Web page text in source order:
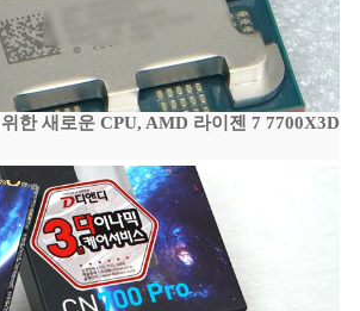
한 새로운 CPU, AMD 라이젠 7 7700X3D